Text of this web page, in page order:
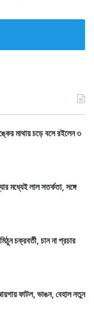
মাথায় চড়ে বসে রইলেন ৩
মধ্যেই লাল সতর্কতা, সঙ্গে
চক্রবর্তী, চান না প্রচার
ফাটল, ভাঙন, বেহাল নতুন